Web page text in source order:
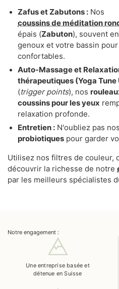
Zafus et Zabutons : Nos
coussins de méditation
épais (Zabuton), souvent
genoux et votre bassin
confortables.
Auto-Massage et
thérapeutiques (Yoga Tune
(trigger points), nos
coussins pour les yeux
relaxation profonde.
Entretien : N'oubliez pas nos
probiotiques pour garder
Utilisez nos filtres de couleur,
découvrir la richesse de notre
par les meilleurs spécialistes
Notre engagement :
Une entreprise basée et
détenue en Suisse